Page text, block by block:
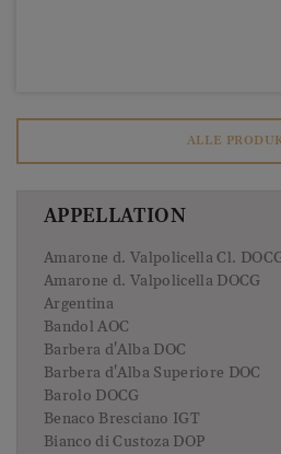
ALLE
APPELLATION
Amarone d. Valpolicella Cl.
Amarone d. Valpolicella DOCG
Argentina
Bandol AOC
Barbera d'Alba DOC
Barbera d'Alba Superiore DOC
Barolo DOCG
Benaco Bresciano IGT
Bianco di Custoza DOP